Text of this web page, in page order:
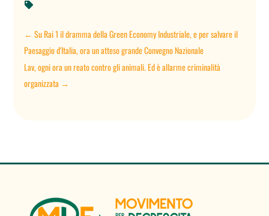

←Su Rai 1 il dramma della Green Economy Industriale, e per salvare il
Paesaggio d'Italia, ora un atteso grande Convegno Nazionale
Lav, ogni ora un reato contro gli animali. Ed è allarme criminalità
organizzata →